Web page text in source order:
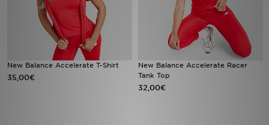
New Balance Accelerate T-Shirt
35,00€
New Balance Accelerate Racer
Tank Top
32,00€
Filialfinder
Meine Nachrichten